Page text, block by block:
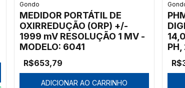
Gondo
MEDIDOR PORTÁTIL DE
OXIRREDUÇÃO (ORP) +/-
1999 mV RESOLUÇÃO 1 MV -
MODELO: 6041
R$653,79
ADICIONAR AO CARRINHO
PH,